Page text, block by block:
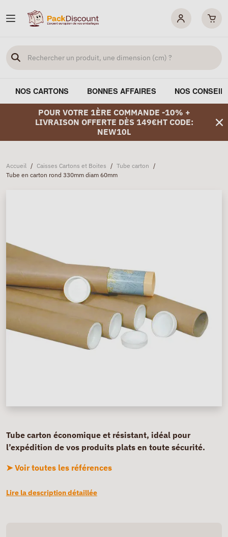
NOS CARTONS BONNES AFFAIRES NOS
POUR VOTRE 1ÈRE COMMANDE -10% +
LIVRAISON OFFERTE DÈS 149€HT CODE:
NEW10L
Accueil / Caisses Cartons et Boites / Tube carton /
Tube en carton rond 330mm diam 60mm
Tube carton économique et résistant, idéal pour
l’expédition de vos produits plats en toute sécurité.
➤ Voir toutes les références
Lire la description détaillée